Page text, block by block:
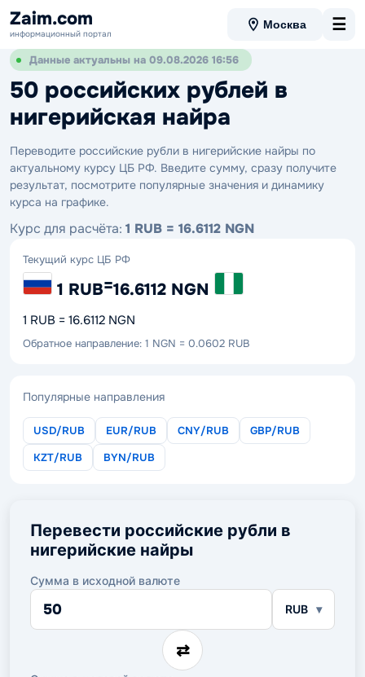
Zaim.com
информационный портал
Москва ☰
Данные актуальны на 09.08.2026 16:56
50 российских рублей в
нигерийская найра
Переводите российские рубли в нигерийские найры по
актуальному курсу ЦБ РФ. Введите сумму, сразу получите
результат, посмотрите популярные значения и динамику
курса на графике.
Курс для расчёта: 1 RUB = 16.6112 NGN
Текущий курс ЦБ РФ
1 RUB=16.6112 NGN
1 RUB = 16.6112 NGN
Обратное направление: 1 NGN = 0.0602 RUB
Популярные направления
USD/RUB EUR/RUB CNY/RUB
GBP/RUB
KZT/RUB
BYN/RUB
Перевести российские рубли в
нигерийские найры
Сумма в исходной валюте
Сумма
исходной
RUB
⇄